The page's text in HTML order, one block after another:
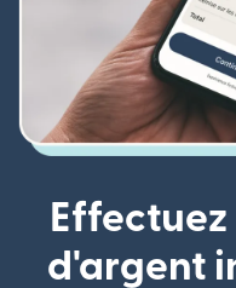
d'argent